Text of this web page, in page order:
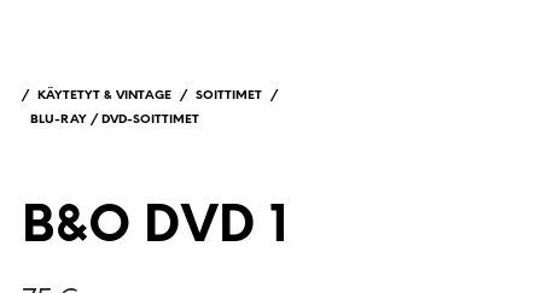
/ KÄYTETYT & VINTAGE / SOITTIMET
/
BLU-RAY / DVD-SOITTIMET
B&O DVD 1